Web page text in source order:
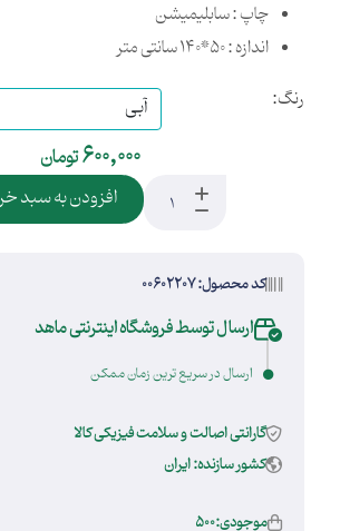
چاپ : سابلیمیشن
اندازه : 50*140 سانتی متر
رنگ:
600,000تومان
افزودن به سبد
کد محصول: 00602207
ارسال توسط فروشگاه اینترنتی ماهد
ارسال در سریع ترین زمان ممکن
گارانتی اصالت و سلامت فیزیکی کالا
کشور سازنده: ایران
موجودی:500